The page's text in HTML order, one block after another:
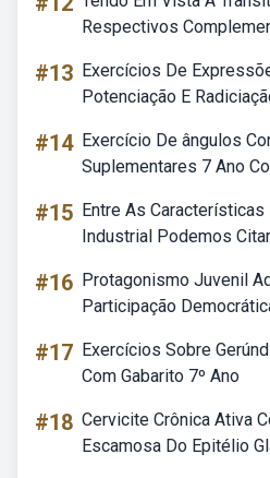
Respectivos
#13 Exercícios De
Potenciação E
#14 Exercício De ângulos
Suplementares 7 Ano
#15 Entre As
Industrial Podemos Citar
#16 Protagonismo Juvenil
Participação
#17 Exercícios Sobre
Com Gabarito 7º Ano
#18 Cervicite Crônica Ativa
Escamosa Do Epitélio